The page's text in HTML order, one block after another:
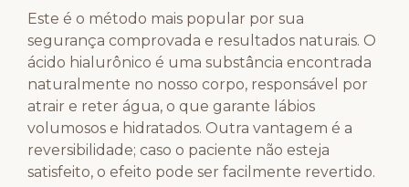
Este é o método mais popular por sua
segurança comprovada e resultados naturais. O
ácido hialurônico é uma substância encontrada
naturalmente no nosso corpo, responsável por
atrair e reter água, o que garante lábios
volumosos e hidratados. Outra vantagem é a
reversibilidade; caso o paciente não esteja
satisfeito, o efeito pode ser facilmente revertido.